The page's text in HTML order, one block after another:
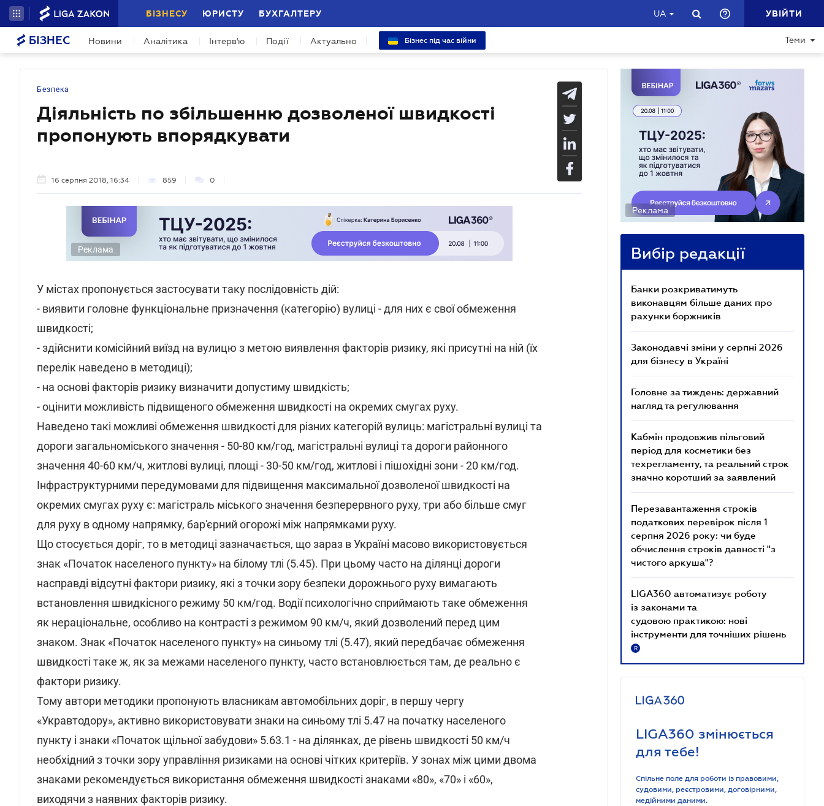
БІЗНЕСУ ЮРИСТУ БУХГАЛТЕРУ UA УВІЙТИ
БІЗНЕС Новини Аналітика Інтерв'ю Події Актуально Бізнес під час війни Теми
Безпека
Діяльність по збільшенню дозволеної швидкості
пропонують впорядкувати
16 серпня 2018, 16:34 859 0
Реклама
У містах пропонується застосувати таку послідовність дій:
- виявити головне функціональне призначення (категорію) вулиці - для них є свої обмеження
швидкості;
- здійснити комісійний виїзд на вулицю з метою виявлення факторів ризику, які присутні на ній (їх
перелік наведено в методиці);
- на основі факторів ризику визначити допустиму швидкість;
- оцінити можливість підвищеного обмеження швидкості на окремих смугах руху.
Наведено такі можливі обмеження швидкості для різних категорій вулиць: магістральні вулиці та
дороги загальноміського значення - 50-80 км/год, магістральні вулиці та дороги районного
значення 40-60 км/ч, житлові вулиці, площі - 30-50 км/год, житлові і пішохідні зони - 20 км/год.
Інфраструктурними передумовами для підвищення максимальної дозволеної швидкості на
окремих смугах руху є: магістраль міського значення безперервного руху, три або більше смуг
для руху в одному напрямку, бар'єрний огорожі між напрямками руху.
Що стосується доріг, то в методиці зазначається, що зараз в Україні масово використовується
знак «Початок населеного пункту» на білому тлі (5.45). При цьому часто на ділянці дороги
насправді відсутні фактори ризику, які з точки зору безпеки дорожнього руху вимагають
встановлення швидкісного режиму 50 км/год. Водії психологічно сприймають таке обмеження
як нераціональне, особливо на контрасті з режимом 90 км/ч, який дозволений перед цим
знаком. Знак «Початок населеного пункту» на синьому тлі (5.47), який передбачає обмеження
швидкості таке ж, як за межами населеного пункту, часто встановлюється там, де реально є
фактори ризику.
Тому автори методики пропонують власникам автомобільних доріг, в першу чергу
«Укравтодору», активно використовувати знаки на синьому тлі 5.47 на початку населеного
пункту і знаки «Початок щільної забудови» 5.63.1 - на ділянках, де рівень швидкості 50 км/ч
необхідний з точки зору управління ризиками на основі чітких критеріїв. У зонах між цими двома
знаками рекомендується використання обмеження швидкості знаками «80», «70» і «60»,
виходячи з наявних факторів ризику.
Реклама
Вибір редакції
Банки розкриватимуть
виконавцям більше даних про
рахунки боржників
Законодавчі зміни у серпні 2026
для бізнесу в Україні
Головне за тиждень: державний
нагляд та регулювання
Кабмін продовжив пільговий
період для косметики без
техрегламенту, та реальний строк
значно коротший за заявлений
Перезавантаження строків
податкових перевірок після 1
серпня 2026 року: чи буде
обчислення строків давності "з
чистого аркуша"?
LIGA360 автоматизує роботу
із законами та
судовою практикою: нові
інструменти для точніших рішень
R
LIGA360 змінюється
для тебе!
Спільне поле для роботи із правовими,
судовими, реєстровими, договірними,
медійними даними.